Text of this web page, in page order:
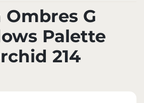
G
Palette
214
ZAPISZ